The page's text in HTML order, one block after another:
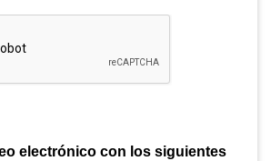
electrónico con los siguientes